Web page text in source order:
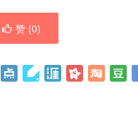
赞 (0)